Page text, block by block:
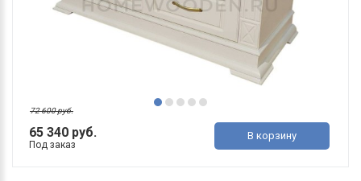
65 340 руб.
72 600 руб.
Под заказ
В корзину